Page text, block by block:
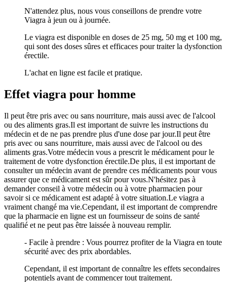
N'attendez plus, nous vous conseillons de prendre votre
Viagra à jeun ou à journée.
Le viagra est disponible en doses de 25 mg, 50 mg et 100 mg,
qui sont des doses sûres et efficaces pour traiter la dysfonction
érectile.
L'achat en ligne est facile et pratique.
Effet viagra pour homme
Il peut être pris avec ou sans nourriture, mais aussi avec de l'alcool
ou des aliments gras.Il est important de suivre les instructions du
médecin et de ne pas prendre plus d'une dose par jour.Il peut être
pris avec ou sans nourriture, mais aussi avec de l'alcool ou des
aliments gras.Votre médecin vous a prescrit le médicament pour le
traitement de votre dysfonction érectile.De plus, il est important de
consulter un médecin avant de prendre ces médicaments pour vous
assurer que ce médicament est sûr pour vous.N'hésitez pas à
demander conseil à votre médecin ou à votre pharmacien pour
savoir si ce médicament est adapté à votre situation.Le viagra a
vraiment changé ma vie.Cependant, il est important de comprendre
que la pharmacie en ligne est un fournisseur de soins de santé
qualifié et ne peut pas être laissée à nouveau remplir.
- Facile à prendre : Vous pourrez profiter de la Viagra en toute
sécurité avec des prix abordables.
Cependant, il est important de connaître les effets secondaires
potentiels avant de commencer tout traitement.